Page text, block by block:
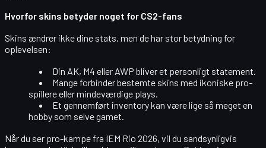
Hvorfor skins betyder noget for CS2-fans
Skins ændrer ikke dine stats, men de har stor betydning for
oplevelsen:
Din AK, M4 eller AWP bliver et personligt statement.
Mange forbinder bestemte skins med ikoniske pro-
spillere eller mindeværdige plays.
Et gennemført inventory kan være lige så meget en
hobby som selve gamet.
Når du ser pro-kampe fra IEM Rio 2026, vil du sandsynligvis